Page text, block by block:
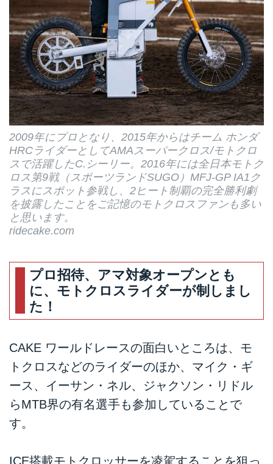
2009年にプロとなり、2015年からはチーム ホンダ
HRCライダーとしてAMAスーパークロス/モトクロ
スで活躍したC.シーリー。2016年には全日本モトク
ロス第9戦（スポーツランドSUGO）MFJ-GP IA1ク
ラスにスポット参戦し、2ヒート制覇の完全勝利劇
を披露したことをご記憶のモトクロスファンも多い
と思います。
ridecake.com
プロ招待、アマ対象オープンとも
に、モトクロスライダーが制しまし
た！
CAKE ワールドレースの面白いところは、モ
トクロスなどのライダーのほか、マイク・ギ
ース、イーサン・ネル、ジャクソン・リドル
らMTB界の有名選手も参加していることで
す。
ICE搭載モトクロッサーを凌駕することを狙っ